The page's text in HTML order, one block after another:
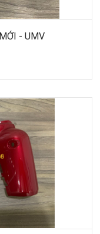
- UMV